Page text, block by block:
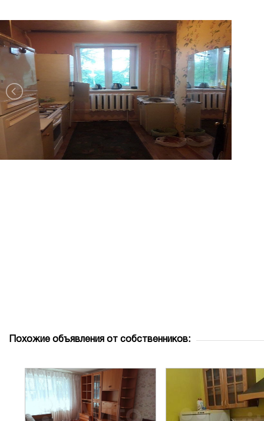
Похожие объявления от собственников: